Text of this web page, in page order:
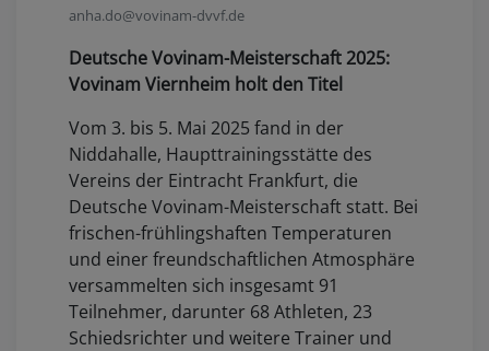
anha.do@vovinam-dvvf.de
Deutsche Vovinam-Meisterschaft 2025:
Vovinam Viernheim holt den Titel
Vom 3. bis 5. Mai 2025 fand in der
Niddahalle, Haupttrainingsstätte des
Vereins der Eintracht Frankfurt, die
Deutsche Vovinam-Meisterschaft statt. Bei
frischen-frühlingshaften Temperaturen
und einer freundschaftlichen Atmosphäre
versammelten sich insgesamt 91
Teilnehmer, darunter 68 Athleten, 23
Schiedsrichter und weitere Trainer und